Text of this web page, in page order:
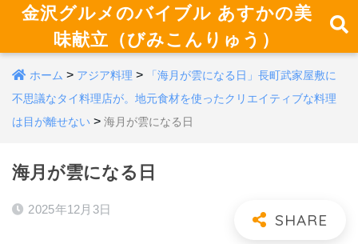
金沢グルメのバイブル あすかの美
味献立（びみこんりゅう）
ホーム > アジア料理 >
「海月が雲になる日」長町武家屋敷に
不思議なタイ料理店が。地元食材を使ったクリエイティブな料理
は目が離せない > 海月が雲になる日
海月が雲になる日
2025年12月3日